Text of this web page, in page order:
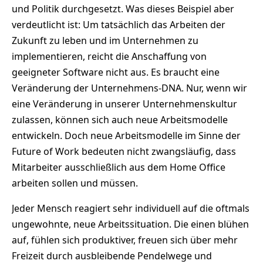
und Politik durchgesetzt. Was dieses Beispiel aber
verdeutlicht ist: Um tatsächlich das Arbeiten der
Zukunft zu leben und im Unternehmen zu
implementieren, reicht die Anschaffung von
geeigneter Software nicht aus. Es braucht eine
Veränderung der Unternehmens-DNA. Nur, wenn wir
eine Veränderung in unserer Unternehmenskultur
zulassen, können sich auch neue Arbeitsmodelle
entwickeln. Doch neue Arbeitsmodelle im Sinne der
Future of Work bedeuten nicht zwangsläufig, dass
Mitarbeiter ausschließlich aus dem Home Office
arbeiten sollen und müssen.
Jeder Mensch reagiert sehr individuell auf die oftmals
ungewohnte, neue Arbeitssituation. Die einen blühen
auf, fühlen sich produktiver, freuen sich über mehr
Freizeit durch ausbleibende Pendelwege und